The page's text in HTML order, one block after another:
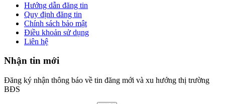
Hướng dẫn đăng tin
Quy định đăng tin
Chính sách bảo mật
Điều khoản sử dụng
Liên hệ
Nhận tin mới
Đăng ký nhận thông báo về tin đăng mới và xu hướng thị trường
BĐS